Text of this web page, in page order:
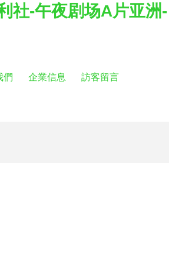
社-午夜剧场A片亚洲-
們 企業信息 訪客留言